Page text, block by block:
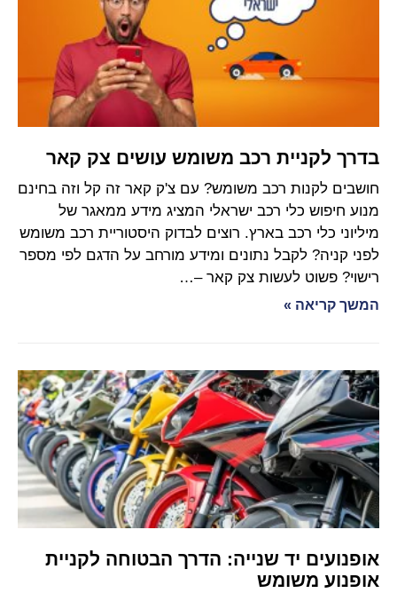
בדרך לקניית רכב משומש עושים צק קאר
חושבים לקנות רכב משומש? עם צ'ק קאר זה קל וזה בחינם
מנוע חיפוש כלי רכב ישראלי המציג מידע ממאגר של
מיליוני כלי רכב בארץ. רוצים לבדוק היסטוריית רכב משומש
לפני קניה? לקבל נתונים ומידע מורחב על הדגם לפי מספר
רישוי? פשוט לעשות צק קאר –…
המשך קריאה »
אופנועים יד שנייה: הדרך הבטוחה לקניית
אופנוע משומש